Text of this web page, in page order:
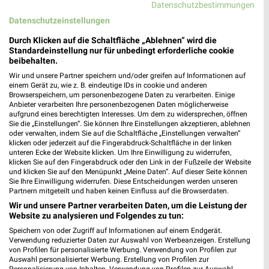
5,3 km
Angebote ab 03.08.
Noch heute gültig
37,5 km
Dieter Knoll
Gültig bis Fr. 14.08.
XXXLutz Kaufland
Datenschutzbestimmungen
Datenschutzeinstellungen
Durch Klicken auf die Schaltfläche „Ablehnen“ wird die
Standardeinstellung nur für unbedingt erforderliche cookie
beibehalten.
Wir und unsere Partner speichern und/oder greifen auf Informationen auf
einem Gerät zu, wie z. B. eindeutige IDs in cookie und anderen
Browserspeichern, um personenbezogene Daten zu verarbeiten. Einige
Anbieter verarbeiten Ihre personenbezogenen Daten möglicherweise
aufgrund eines berechtigten Interesses. Um dem zu widersprechen, öffnen
Sie die „Einstellungen“. Sie können Ihre Einstellungen akzeptieren, ablehnen
oder verwalten, indem Sie auf die Schaltfläche „Einstellungen verwalten“
klicken oder jederzeit auf die Fingerabdruck-Schaltfläche in der linken
unteren Ecke der Website klicken. Um Ihre Einwilligung zu widerrufen,
klicken Sie auf den Fingerabdruck oder den Link in der Fußzeile der Website
und klicken Sie auf den Menüpunkt „Meine Daten“. Auf dieser Seite können
Sie Ihre Einwilligung widerrufen. Diese Entscheidungen werden unseren
Partnern mitgeteilt und haben keinen Einfluss auf die Browserdaten.
Wir und unsere Partner verarbeiten Daten, um die Leistung der
Website zu analysieren und Folgendes zu tun:
Speichern von oder Zugriff auf Informationen auf einem Endgerät.
Verwendung reduzierter Daten zur Auswahl von Werbeanzeigen. Erstellung
von Profilen für personalisierte Werbung. Verwendung von Profilen zur
Auswahl personalisierter Werbung. Erstellung von Profilen zur